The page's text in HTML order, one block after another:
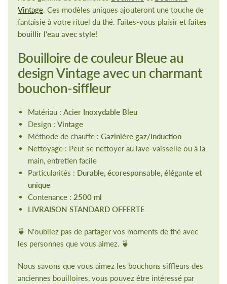
Vintage. Ces modèles uniques ajouteront une touche de
fantaisie à votre rituel du thé. Faites-vous plaisir etfaites
bouillir l'eau avec style!
Bouilloire de couleur Bleue au
design Vintage avec un charmant
bouchon-siffleur
Matériau : Acier Inoxydable Bleu
Design : Vintage
Méthode de chauffe : Gazinière gaz/induction
Nettoyage : Peut se nettoyer au lave-vaisselle ou à la
main, entretien facile
Particularités : Durable, écoresponsable, élégante et
unique
Contenance : 2500 ml
LIVRAISON STANDARD OFFERTE
🍵 N'oubliez pas de partager vos moments de thé avec
les personnes que vous aimez. 🍵
Nous savons que vous aimez les bouchons siffleurs des
anciennes bouilloires, vous pouvez être intéressé par